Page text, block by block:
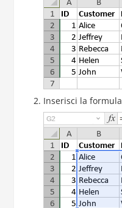
Inserisci la